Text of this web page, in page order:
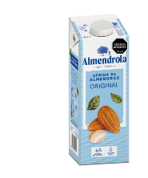
ALMENDROLA BEBIDA
DE ALMENDRA